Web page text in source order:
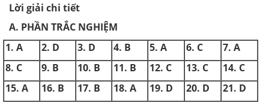
Lời giải chi tiết
A. PHẦN TRẮC NGHIỆM
1. A
2. D 3. D 4. B 5. A 6. C
7. A
8. C
9. B 10. B 11. B 12. C 13. C
14. C
15. A
16. B 17. B 18. A 19. D 20. D 21. D